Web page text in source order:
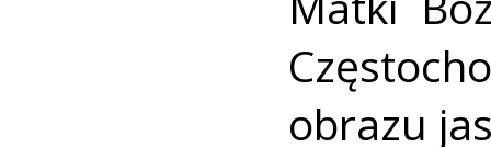
obrazu